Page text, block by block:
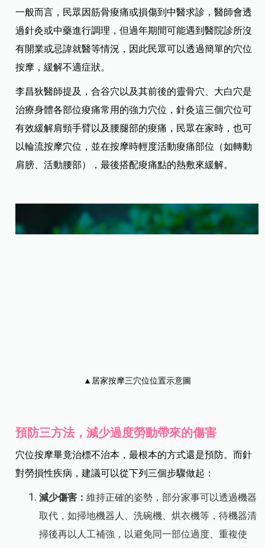
一般而言，民眾因筋骨痠痛或損傷到中醫求診，醫師會透
過針灸或中藥進行調理，但過年期間可能遇到醫院診所沒
有開業或忌諱就醫等情況，因此民眾可以透過簡單的穴位
按摩，緩解不適症狀。
李昌狄醫師提及，合谷穴以及其前後的靈骨穴、大白穴是
治療身體各部位痠痛常用的強力穴位，針灸這三個穴位可
有效緩解肩頸手臂以及腰腿部的痠痛，民眾在家時，也可
以輪流按摩穴位，並在按摩時輕度活動痠痛部位（如轉動
肩膀、活動腰部），最後搭配痠痛點的熱敷來緩解。
▲居家按摩三穴位位置示意圖
預防三方法，減少過度勞動帶來的傷害
穴位按摩畢竟治標不治本，最根本的方式還是預防。而針
對勞損性疾病，建議可以從下列三個步驟做起：
減少傷害：維持正確的姿勢，部分家事可以透過機器
取代，如掃地機器人、洗碗機、烘衣機等，待機器清
掃後再以人工補強，以避免同一部位過度、重複使